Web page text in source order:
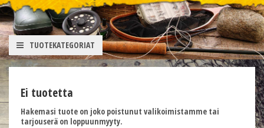
TUOTEKATEGORIAT
Ei tuotetta
Hakemasi tuote on joko poistunut valikoimistamme tai
tarjouserä on loppuunmyyty.